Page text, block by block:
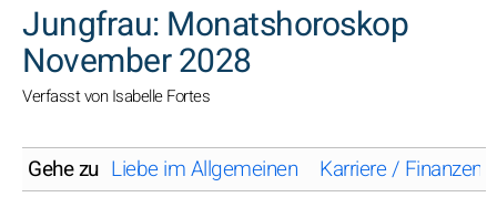
Jungfrau: Monatshoroskop
November 2028
Verfasst von Isabelle Fortes
Gehe zu Liebe im Allgemeinen Karriere / Finanzen